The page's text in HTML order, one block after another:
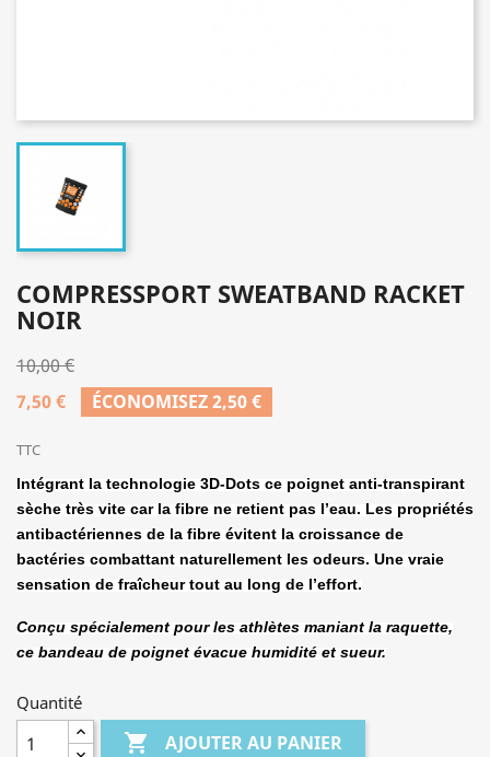
COMPRESSPORT SWEATBAND RACKET
NOIR
10,00 €
7,50 €
ÉCONOMISEZ 2,50 €
TTC
Intégrant la technologie 3D-Dots ce poignet anti-transpirant
sèche très vite car la fibre ne retient pas l’eau. Les propriétés
antibactériennes de la fibre évitent la croissance de
bactéries combattant naturellement les odeurs. Une vraie
sensation de fraîcheur tout au long de l’effort.
Conçu spécialement pour les athlètes maniant la raquette,
ce bandeau de poignet évacue humidité et sueur.
Quantité
 AJOUTER AU PANIER